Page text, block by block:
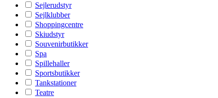
Sejlerudstyr
Sejlklubber
Shoppingcentre
Skiudstyr
Souvenirbutikker
Spa
Spillehaller
Sportsbutikker
Tankstationer
Teatre